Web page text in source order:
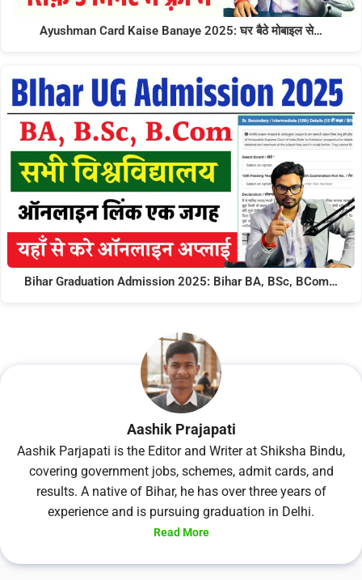
Ayushman Card Kaise Banaye 2025: घर बैठे मोबाइल से…
Bihar Graduation Admission 2025: Bihar BA, BSc, BCom…
Aashik Prajapati
Aashik Parjapati is the Editor and Writer at Shiksha Bindu,
covering government jobs, schemes, admit cards, and
results. A native of Bihar, he has over three years of
experience and is pursuing graduation in Delhi.
Read More